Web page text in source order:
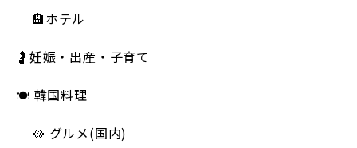
🏨ホテル
🤰妊娠・出産・子育て
🍽 韓国料理
🥘 グルメ(国内)